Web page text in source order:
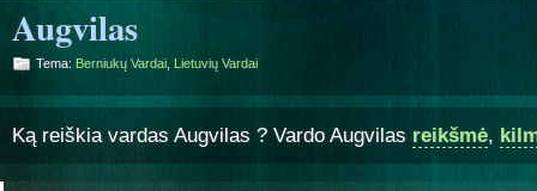
Augvilas
Tema: Berniukų Vardai Lietuvių Vardai
Ką reiškia vardas Augvilas ? Vardo Augvilas reikšmė,